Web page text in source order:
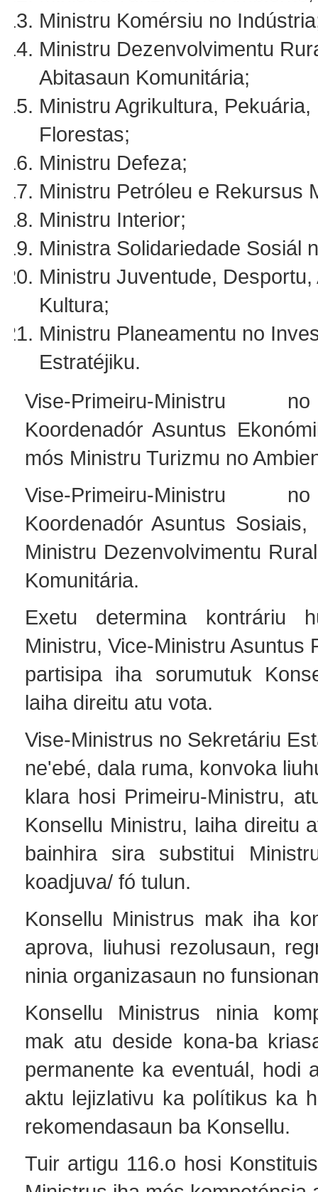
Ministru Komérsiu no
Ministru Dezenvolvimentu
Abitasaun Komunitária;
Ministru Agrikultura,
Florestas;
Ministru Defeza;
Ministru Petróleu e Rekursus
Ministru Interior;
Ministra Solidariedade Sosiál
Ministru Juventude, Desportu,
Kultura;
Ministru Planeamentu no
Estratéjiku.
Vise-Primeiru-Ministru
Koordenadór Asuntus
mós Ministru Turizmu no
Vise-Primeiru-Ministru
Koordenadór Asuntus
Ministru Dezenvolvimentu
Komunitária.
Exetu determina kontráriu
Ministru, Vice-Ministru Asuntus
partisipa iha sorumutuk
laiha direitu atu vota.
Vise-Ministrus no Sekretáriu
ne'ebé, dala ruma, konvoka
klara hosi Primeiru-Ministru,
Konsellu Ministru, laiha direitu
bainhira sira substitui
koadjuva/ fó tulun.
Konsellu Ministrus mak iha
aprova, liuhusi rezolusaun,
ninia organizasaun no
Konsellu Ministrus ninia
mak atu deside kona-ba
permanente ka eventuál, hodi
aktu lejizlativu ka polítikus ka
rekomendasaun ba Konsellu.
Tuir artigu 116.o hosi